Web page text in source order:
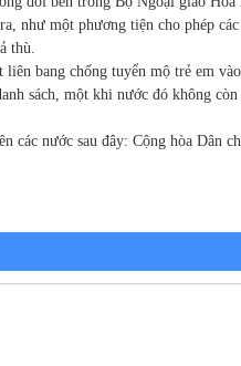
như một phương tiện cho phép
thù.
bang chống tuyển mộ trẻ em
sách, một khi nước đó không
các nước sau đây: Cộng hòa Dân